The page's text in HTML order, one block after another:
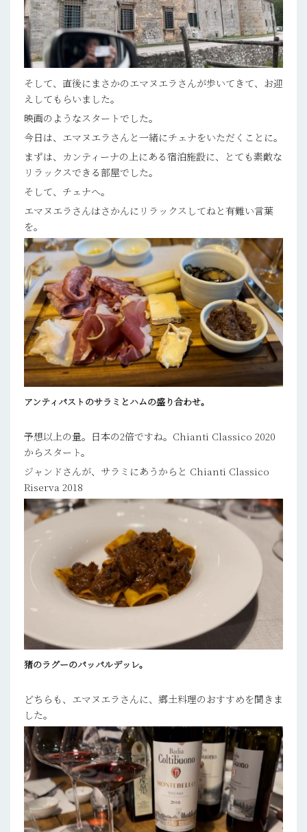
そして、直後にまさかのエマヌエラさんが歩いてきて、お迎
えしてもらいました。
映画のようなスタートでした。
今日は、エマヌエラさんと一緒にチェナをいただくことに。
まずは、カンティーナの上にある宿泊施設に、とても素敵な
リラックスできる部屋でした。
そして、チェナへ。
エマヌエラさんはさかんにリラックスしてねと有難い言葉
を。
アンティパストのサラミとハムの盛り合わせ。
予想以上の量。日本の2倍ですね。Chianti Classico 2020
からスタート。
ジャンドさんが、サラミにあうからと Chianti Classico
Riserva 2018
猪のラグーのパッパルデッレ。
どちらも、エマヌエラさんに、郷土料理のおすすめを聞きま
した。